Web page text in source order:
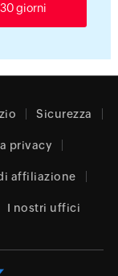
giorni
Sicurezza
privacy
affiliazione
I nostri uffici